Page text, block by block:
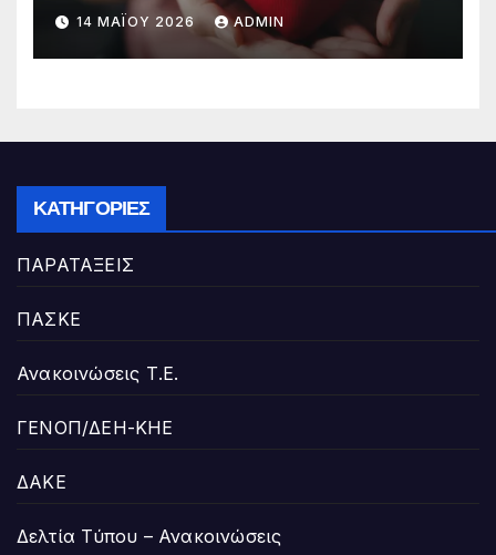
14 ΜΑΪ́ΟΥ 2026 ADMIN
ΚΑΤΗΓΟΡΊΕΣ
ΠΑΡΑΤΑΞΕΙΣ
ΠΑΣΚΕ
Ανακοινώσεις Τ.Ε.
ΓΕΝΟΠ/ΔΕΗ-ΚΗΕ
ΔΑΚΕ
Δελτία Τύπου – Ανακοινώσεις